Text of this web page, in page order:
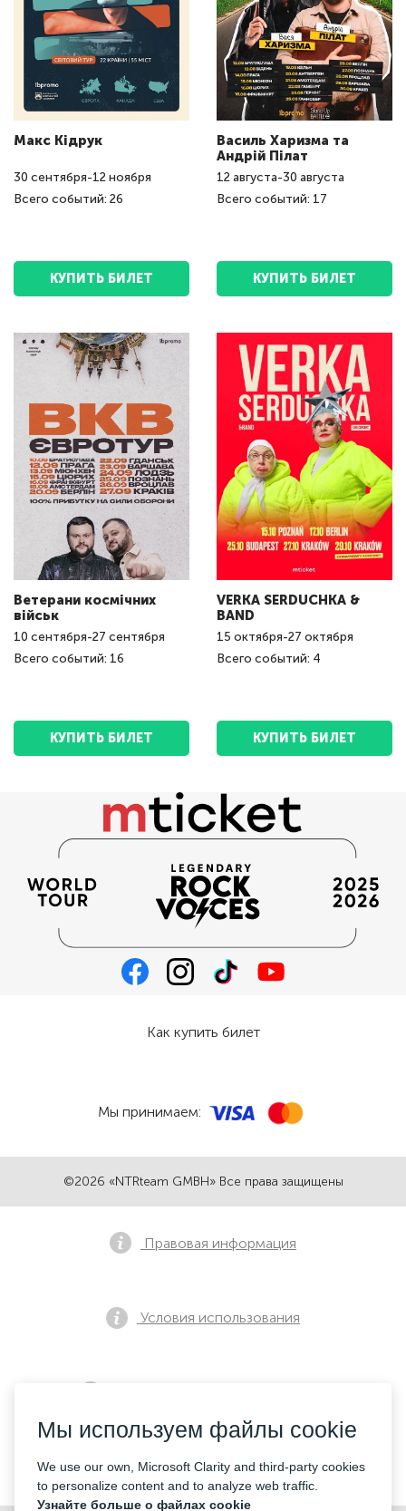
Макс Кідрук
30 сентября-12ноября
Всего событий: 26
КУПИТЬ БИЛЕТ
Василь Харизма та
Андрій Пілат
12августа-30 августа
Всего событий: 17
КУПИТЬ БИЛЕТ
Ветерани космічних
військ
10 сентября-27 сентября
Всего событий: 16
КУПИТЬ БИЛЕТ
VERKA SERDUCHKA &
BAND
15 октября-27 октября
Всего событий: 4
КУПИТЬ БИЛЕТ
©2026 «NTRteam GMBH» Все права защищены
Как купить билет
Мы принимаем:
Правовая информация
Условия использования
Контакты
Мы используем файлы cookie
We use our own, Microsoft Clarity and third-party cookies
to personalize content and to analyze web traffic.
Узнайте больше о файлах cookie